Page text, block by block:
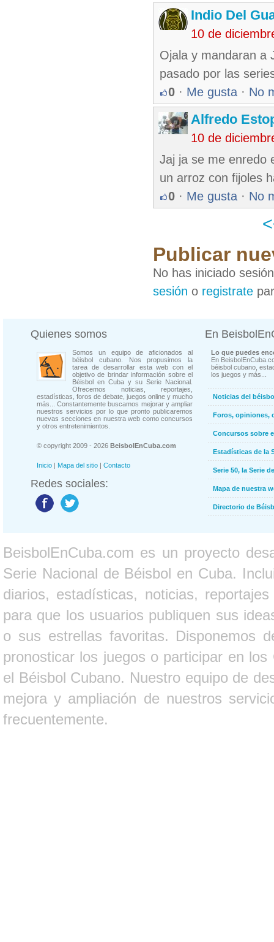
Indio Del
10 de
Ojala y mandaran a
pasado por las
0 · Me gusta · No
Alfredo
10 de
Jaj ja se me enredo
un arroz con fijoles
0 · Me gusta · No
Publicar
No has iniciado
sesión o registrate
Quienes somos
Somos un equipo de aficionados al
béisbol cubano. Nos propusimos la
tarea de desarrollar esta web con el
objetivo de brindar información sobre el
Béisbol en Cuba y su Serie Nacional.
Ofrecemos noticias, reportajes,
estadísticas, foros de debate, juegos online y mucho
más... Constantemente buscamos mejorar y ampliar
nuestros servicios por lo que pronto publicaremos
nuevas secciones en nuestra web como concursos
y otros entretenimientos.
© copyright 2009 - 2026 BeisbolEnCuba.com
Inicio | Mapa del sitio | Contacto
Redes sociales:
En
Lo que puedes
En
béisbol cubano,
los juegos y más...
Noticias del
Foros, opiniones,
Concursos sobre
Estadísticas de la
Serie 50, la Serie
Mapa de nuestra
Directorio de
BeisbolEnCuba.com es un proyecto
Serie Nacional de Béisbol en Cuba.
diarios, estadísticas, noticias,
para que los usuarios publiquen sus
o sus estrellas favoritas. Disponemos
pronosticar los juegos o participar en
el Béisbol Cubano. Nuestro equipo de
mejora y ampliación de nuestros
frecuentemente.